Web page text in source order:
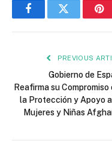
FacebookTwitter
PREVIOUS
Gobierno de
Reafirma su Compromiso
la Protección y Apoyo
Mujeres y Niñas